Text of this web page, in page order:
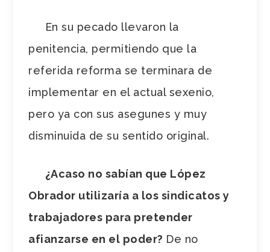
En su pecado llevaron la
penitencia, permitiendo que la
referida reforma se terminara de
implementar en el actual sexenio,
pero ya con sus asegunes y muy
disminuida de su sentido original.
¿Acaso no sabían que López
Obrador utilizaría a los sindicatos y
trabajadores para pretender
afianzarse en el poder? De no